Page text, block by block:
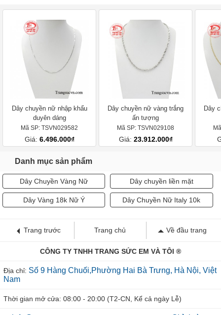
Dây chuyền nữ nhập khẩu
duyên dáng
Mã SP: TSVN029582
Giá: 6.496.000₫
Dây chuyền nữ vàng trắng
ấn tượng
Mã SP: TSVN029108
Giá: 23.912.000₫
Dây
Danh mục sản phẩm
Dây Chuyền Vàng Nữ Dây chuyền liền mặt
Dây Vàng 18k Nữ Ý Dây Chuyền Nữ Italy 10k
Trang trước Trang chủ Về đầu trang
CÔNG TY TNHH TRANG SỨC EM VÀ TÔI ®
Địa chỉ: Số 9 Hàng Chuối,Phường Hai Bà Trưng, Hà Nội, Việt
Nam
Thời gian mở cửa: 08:00 - 20:00 (T2-CN, Kể cả ngày Lễ)